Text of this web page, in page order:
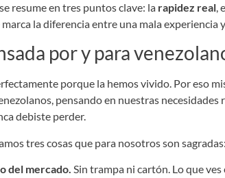
resume en tres puntos clave: la rapidez real,
marca la diferencia entre una mala experiencia
por y para
porque la hemos vivido. Por eso
pensando en nuestras
debiste perder.
tres cosas que para nosotros son sagradas:
del mercado. Sin trampa ni cartón. Lo que